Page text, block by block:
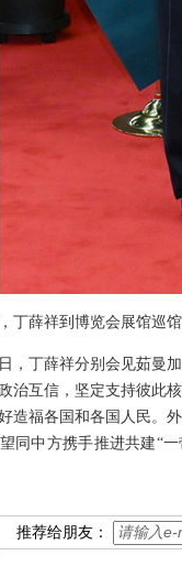
丁薛祥到博览会展馆巡
，丁薛祥分别会见茹曼
治互信，坚定支持彼此
造福各国和各国人民。
同中方携手推进共建“
推荐给朋友：